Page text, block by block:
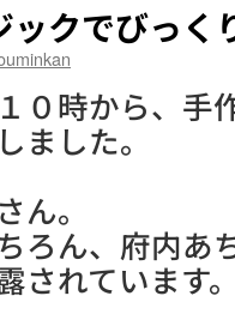
クでびっく
０時から、手
ました。
。
ろん、府内あ
されています